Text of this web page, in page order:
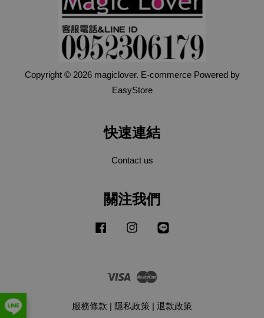
Copyright © 2026 magiclover. E-commerce Powered by
EasyStore
快速連結
Contact us
關注我們
Facebook Instagram
Visa
服務條款 | 隱私政策 | 退款政策